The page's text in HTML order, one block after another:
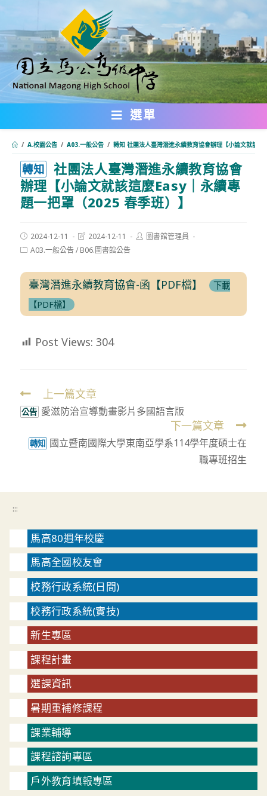
轉
主
要
內
選單
/ A.校園公告 / A03.一般公告 / 轉知 社團法人臺灣潛進永續教育協會辦理【小論文就該
轉知
社團法人臺灣潛進永續教育協會
辦理【小論文就該這麼Easy｜永續專
題一把罩（2025 春季班）】
Post
published:
2024-12-11
Post
modified:
2024-12-11
Post圖書館管理員
PostA03.一般公告/ B06.圖書館公告
臺灣潛進永續教育協會-函【PDF檔】
下載
【PDF檔】
Post Views: 304
Read
more
上一篇文章
公告 愛滋防治宣導動畫影片多國語言版
下一篇文章
轉知 國立暨南國際大學東南亞學系114學年度碩士在
職專班招生
:::
馬高80週年校慶
馬高全國校友會
校務行政系統(日間)
校務行政系統(實技)
新生專區
課程計畫
選課資訊
暑期重補修課程
課業輔導
課程諮詢專區
戶外教育填報專區